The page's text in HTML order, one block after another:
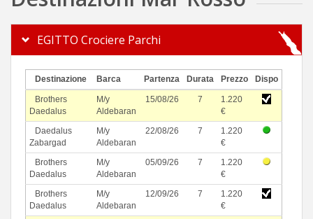
EGITTO Crociere Parchi
Destinazione Barca Partenza Durata Prezzo Dispo
Brothers
Daedalus
M/y
Aldebaran
15/08/26 7
1.220
€
Daedalus
Zabargad
M/y
Aldebaran
22/08/26 7
1.220
€
Brothers
Daedalus
M/y
Aldebaran
05/09/26 7
1.220
€
Brothers
Daedalus
M/y
Aldebaran
12/09/26 7
1.220
€